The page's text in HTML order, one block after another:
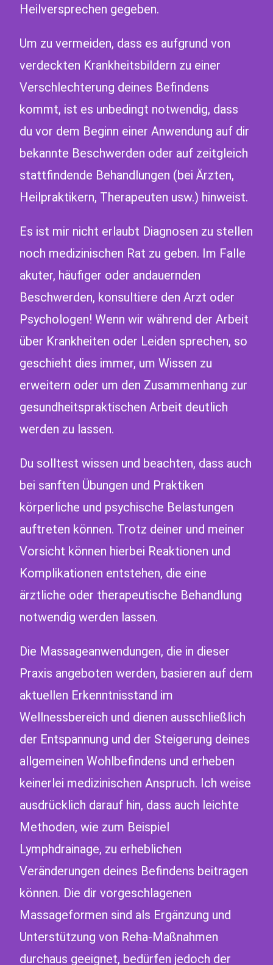
Heilversprechen gegeben.
Um zu vermeiden, dass es aufgrund von
verdeckten Krankheitsbildern zu einer
Verschlechterung deines Befindens
kommt, ist es unbedingt notwendig, dass
du vor dem Beginn einer Anwendung auf dir
bekannte Beschwerden oder auf zeitgleich
stattfindende Behandlungen (bei Ärzten,
Heilpraktikern, Therapeuten usw.) hinweist.
Es ist mir nicht erlaubt Diagnosen zu stellen
noch medizinischen Rat zu geben. Im Falle
akuter, häufiger oder andauernden
Beschwerden, konsultiere den Arzt oder
Psychologen! Wenn wir während der Arbeit
über Krankheiten oder Leiden sprechen, so
geschieht dies immer, um Wissen zu
erweitern oder um den Zusammenhang zur
gesundheitspraktischen Arbeit deutlich
werden zu lassen.
Du solltest wissen und beachten, dass auch
bei sanften Übungen und Praktiken
körperliche und psychische Belastungen
auftreten können. Trotz deiner und meiner
Vorsicht können hierbei Reaktionen und
Komplikationen entstehen, die eine
ärztliche oder therapeutische Behandlung
notwendig werden lassen.
Die Massageanwendungen, die in dieser
Praxis angeboten werden, basieren auf dem
aktuellen Erkenntnisstand im
Wellnessbereich und dienen ausschließlich
der Entspannung und der Steigerung deines
allgemeinen Wohlbefindens und erheben
keinerlei medizinischen Anspruch. Ich weise
ausdrücklich darauf hin, dass auch leichte
Methoden, wie zum Beispiel
Lymphdrainage, zu erheblichen
Veränderungen deines Befindens beitragen
können. Die dir vorgeschlagenen
Massageformen sind als Ergänzung und
Unterstützung von Reha-Maßnahmen
durchaus geeignet, bedürfen jedoch der